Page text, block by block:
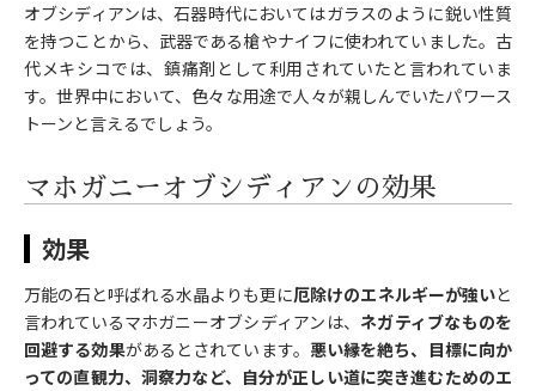
オブシディアンは、石器時代においてはガラスのように鋭い性質
を持つことから、武器である槍やナイフに使われていました。古
代メキシコでは、鎮痛剤として利用されていたと言われていま
す。世界中において、色々な用途で人々が親しんでいたパワース
トーンと言えるでしょう。
マホガニーオブシディアンの効果
効果
万能の石と呼ばれる水晶よりも更に厄除けのエネルギーが強いと
言われているマホガニーオブシディアンは、 ネガティブなものを
回避する効果があるとされています。 悪い縁を絶ち、目標に向か
っての直観力、洞察力など、自分が正しい道に突き進むためのエ